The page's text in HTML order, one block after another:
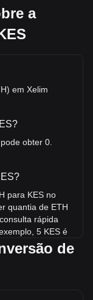
a
em Xelim
obter 0.
para KES no
quantia de ETH
rápida
5 KES é
ETH custará em
atingiu?
de